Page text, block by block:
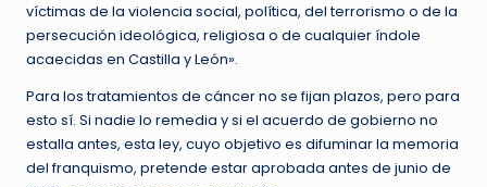
víctimas de la violencia social, política, del terrorismo o de la
persecución ideológica, religiosa o de cualquier índole
acaecidas en Castilla y León».
Para los tratamientos de cáncer no se fijan plazos, pero para
esto sí. Si nadie lo remedia y si el acuerdo de gobierno no
estalla antes, esta ley, cuyo objetivo es difuminar la memoria
del franquismo, pretende estar aprobada antes de junio de